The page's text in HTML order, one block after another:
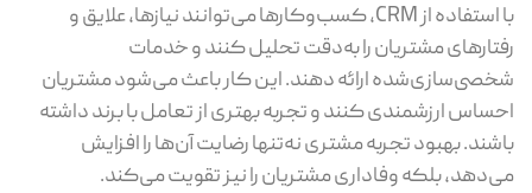
با استفاده از CRM، کسب‌وکارها می‌توانند نیازها، علایق و
رفتارهای مشتریان را به‌دقت تحلیل کنند و خدمات
شخصی‌سازی‌شده ارائه دهند. این کار باعث می‌شود مشتریان
احساس ارزشمندی کنند و تجربه بهتری از تعامل با برند داشته
باشند. بهبود تجربه مشتری نه‌تنها رضایت آن‌ها را افزایش
می‌دهد، بلکه وفاداری مشتریان را نیز تقویت می‌کند.